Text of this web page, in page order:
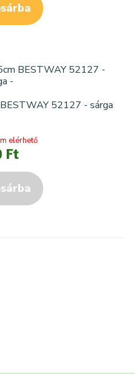
52127 - sárga
elérhető
Ft